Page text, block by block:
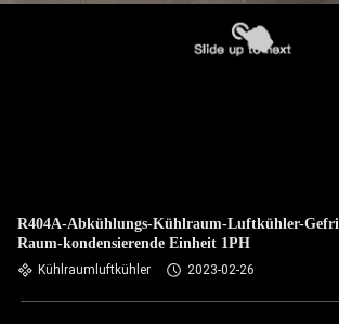
R404A-Abkühlungs-Kühlraum-Luftkühler-
Raum-kondensierende Einheit 1PH
Kühlraumluftkühler 2023-02-26